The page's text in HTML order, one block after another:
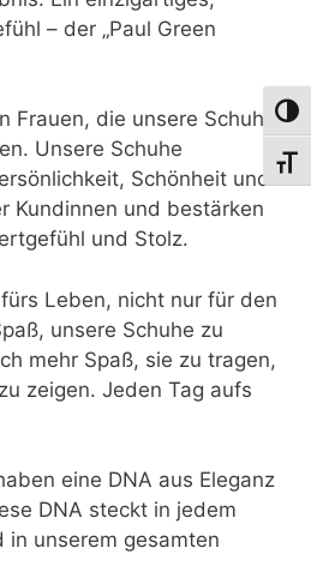
– der „Paul Green
Frauen, die unsere Schuhe
Unsere Schuhe
Schönheit und
Kundinnen und bestärken
und Stolz.
Leben, nicht nur für den
unsere Schuhe zu
mehr Spaß, sie zu tragen,
zeigen. Jeden Tag aufs
eine DNA aus Eleganz
DNA steckt in jedem
in unserem gesamten